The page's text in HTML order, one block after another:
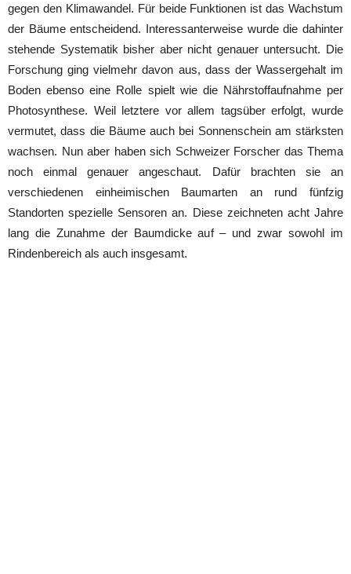
gegen den Klimawandel. Für beide Funktionen ist das Wachstum
der Bäume entscheidend. Interessanterweise wurde die dahinter
stehende Systematik bisher aber nicht genauer untersucht. Die
Forschung ging vielmehr davon aus, dass der Wassergehalt im
Boden ebenso eine Rolle spielt wie die Nährstoffaufnahme per
Photosynthese. Weil letztere vor allem tagsüber erfolgt, wurde
vermutet, dass die Bäume auch bei Sonnenschein am stärksten
wachsen. Nun aber haben sich Schweizer Forscher das Thema
noch einmal genauer angeschaut. Dafür brachten sie an
verschiedenen einheimischen Baumarten an rund fünfzig
Standorten spezielle Sensoren an. Diese zeichneten acht Jahre
lang die Zunahme der Baumdicke auf – und zwar sowohl im
Rindenbereich als auch insgesamt.